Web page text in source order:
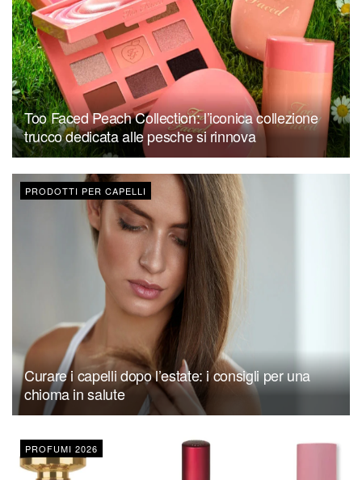
Too Faced Peach Collection: l’iconica collezione
trucco dedicata alle pesche si rinnova
PRODOTTI PER CAPELLI
Curare i capelli dopo l’estate: i consigli per una
chioma in salute
PROFUMI 2026